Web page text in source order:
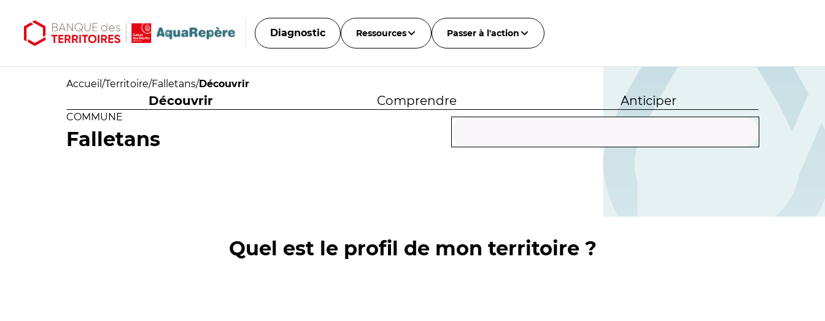
Diagnostic Ressources Passer à l'action
Accueil /Territoire/Falletans/Découvrir
Découvrir Comprendre Anticiper
COMMUNE
Falletans
Quel est le profil de mon territoire ?